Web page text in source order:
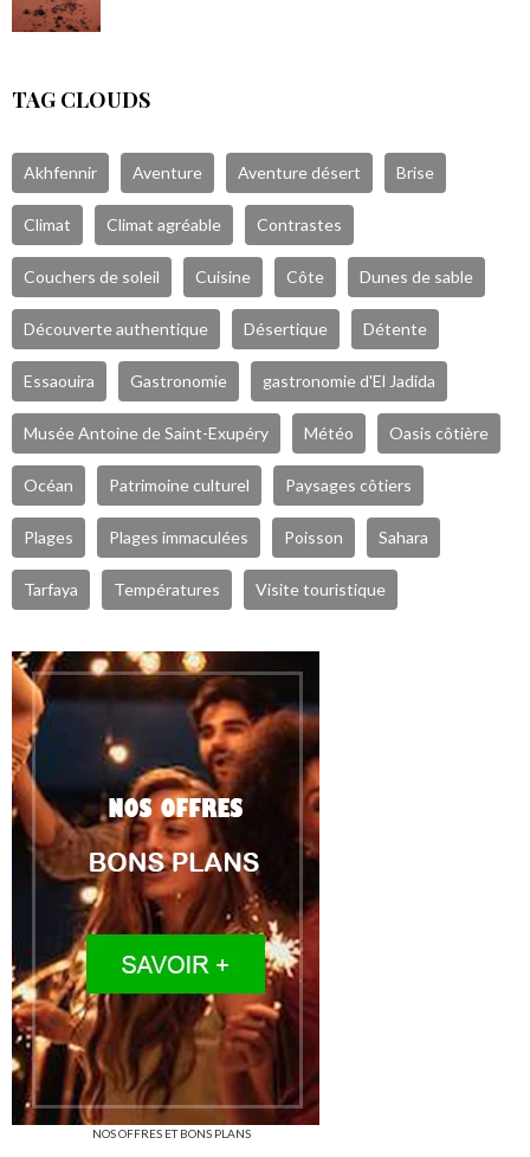
TAG CLOUDS
Akhfennir Aventure Aventure désert Brise
Climat Climat agréable Contrastes
Couchers de soleil Cuisine Côte Dunes de sable
Découverte authentique Désertique Détente
Essaouira Gastronomie gastronomie d'El Jadida
Musée Antoine de Saint-Exupéry Météo Oasis côtière
Océan Patrimoine culturel Paysages côtiers
Plages Plages immaculées Poisson Sahara
Tarfaya Températures Visite touristique
NOS OFFRES ET BONS PLANS